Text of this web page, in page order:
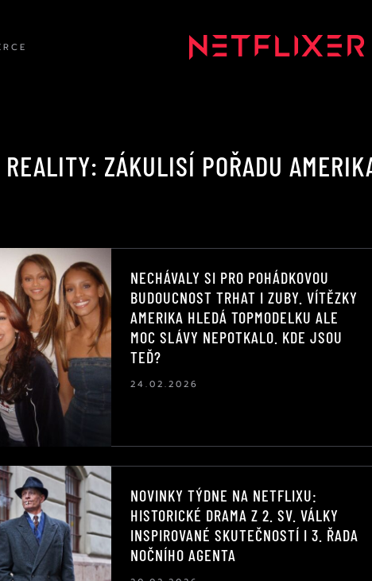
REALITY: ZÁKULISÍ POŘADU
NECHÁVALY SI PRO POHÁDKOVOU
BUDOUCNOST TRHAT I ZUBY. VÍTĚZKY
AMERIKA HLEDÁ TOPMODELKU ALE
MOC SLÁVY NEPOTKALO. KDE JSOU
TEĎ?
24.02.2026
NOVINKY TÝDNE NA NETFLIXU:
HISTORICKÉ DRAMA Z 2. SV. VÁLKY
INSPIROVANÉ SKUTEČNOSTÍ I 3. ŘADA
NOČNÍHO AGENTA